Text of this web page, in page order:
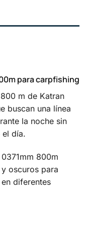
para carpfishing
m de Katran
buscan una línea
la noche sin
el día.
800m
oscuros para
diferentes